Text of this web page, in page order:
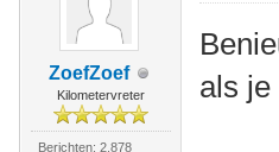
ZoefZoef
Kilometervreter
Berichten: 2.878
als